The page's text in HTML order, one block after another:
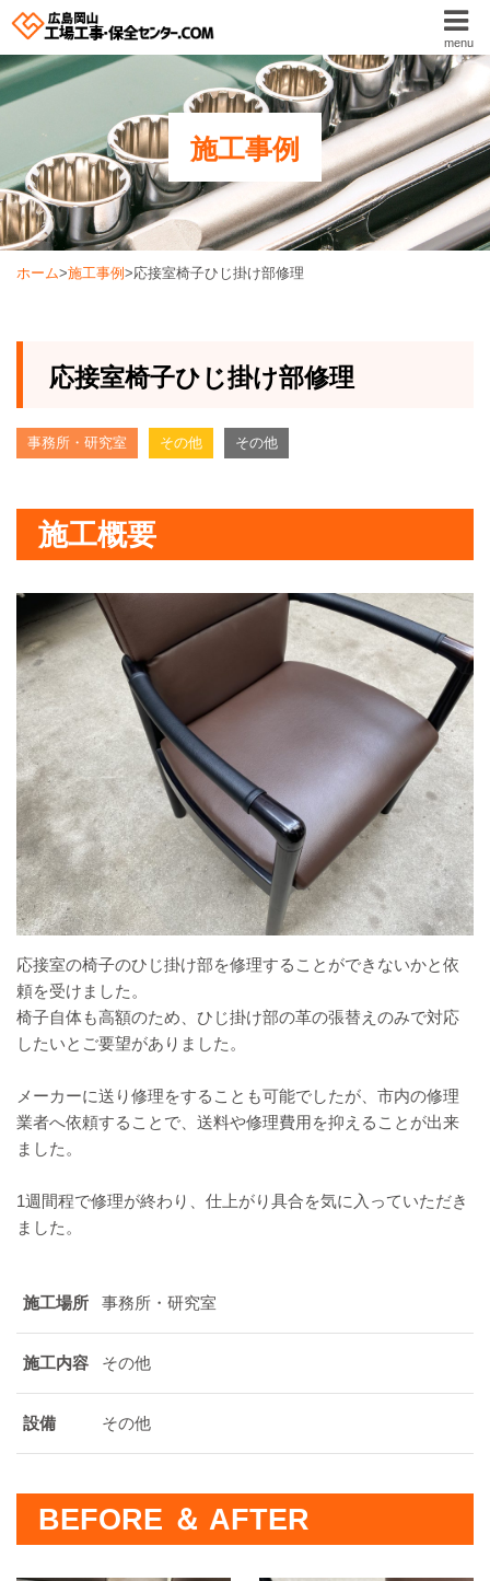
menu
施工事例
ホーム>施工事例 >応接室椅子ひじ掛け部修理
応接室椅子ひじ掛け部修理
事務所・研究室 その他 その他
施工概要
応接室の椅子のひじ掛け部を修理することができないかと依
頼を受けました。
椅子自体も高額のため、ひじ掛け部の革の張替えのみで対応
したいとご要望がありました。
メーカーに送り修理をすることも可能でしたが、市内の修理
業者へ依頼することで、送料や修理費用を抑えることが出来
ました。
1週間程で修理が終わり、仕上がり具合を気に入っていただき
ました。
施工場所 事務所・研究室
施工内容 その他
設備 その他
BEFORE ＆ AFTER